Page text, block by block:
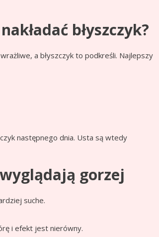
błyszczyk?
a błyszczyk to podkreśli. Najlepszy
następnego dnia. Usta są wtedy
gorzej
suche.
i efekt jest nierówny.